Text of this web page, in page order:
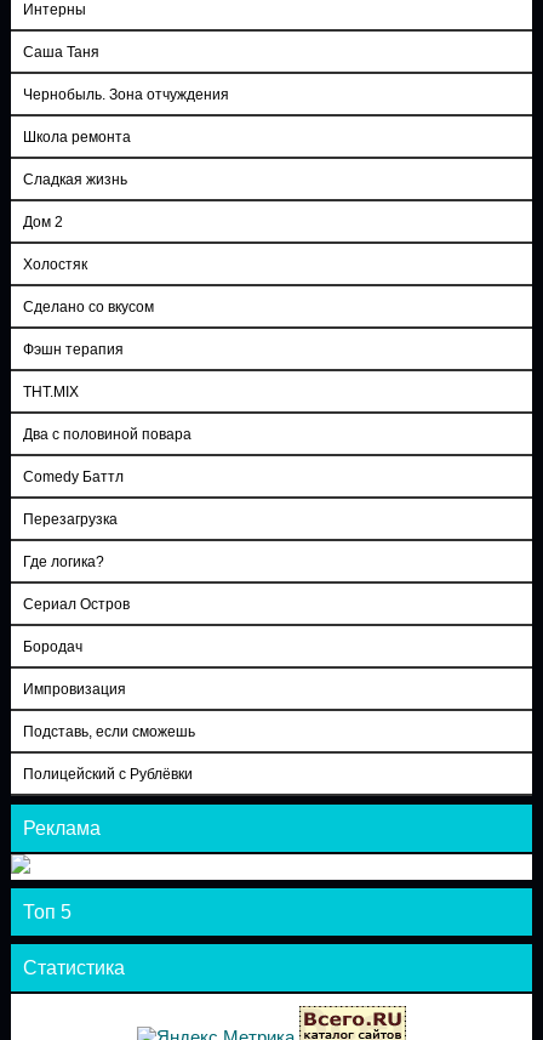
Интерны
Саша Таня
Чернобыль. Зона отчуждения
Школа ремонта
Сладкая жизнь
Дом 2
Холостяк
Сделано со вкусом
Фэшн терапия
ТНТ.MIX
Два с половиной повара
Comedy Баттл
Перезагрузка
Где логика?
Сериал Остров
Бородач
Импровизация
Подставь, если сможешь
Полицейский с Рублёвки
Реклама
Топ 5
Статистика